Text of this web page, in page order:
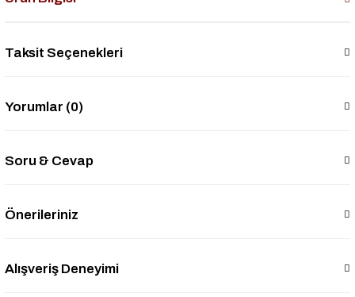
Taksit Seçenekleri
Yorumlar (0)
Soru & Cevap
Önerileriniz
Alışveriş Deneyimi